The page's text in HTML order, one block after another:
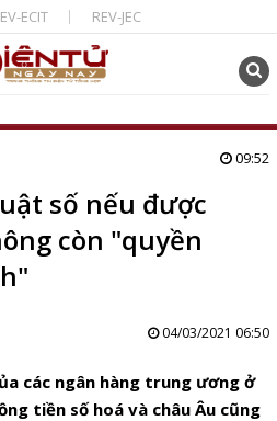
ECIT REV-JEC
09:52
số nếu được
còn "quyền
04/03/2021 06:50
các ngân hàng trung ương ở
tiền số hoá và châu Âu cũng